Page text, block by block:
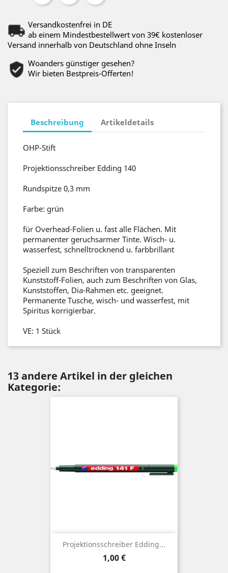
Versandkostenfrei in DE
ab einem Mindestbestellwert von 39€ kostenloser
Versand innerhalb von Deutschland ohne Inseln
Woanders günstiger gesehen?
Wir bieten Bestpreis-Offerten!
Beschreibung Artikeldetails
OHP-Stift
Projektionsschreiber Edding 140
Rundspitze 0,3 mm
Farbe: grün
für Overhead-Folien u. fast alle Flächen. Mit
permanenter geruchsarmer Tinte. Wisch- u.
wasserfest, schnelltrocknend u. farbbrillant
Speziell zum Beschriften von transparenten
Kunststoff-Folien, auch zum Beschriften von Glas,
Kunststoffen, Dia-Rahmen etc. geeignet.
Permanente Tusche, wisch- und wasserfest, mit
Spiritus korrigierbar.
VE: 1 Stück
13 andere Artikel in der gleichen
Kategorie:
Projektionsschreiber Edding...
Preis
1,00 €